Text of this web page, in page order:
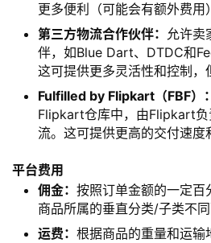
营
跨
更多便利（可能会有额外费用
第三方物流合作伙伴： 允许卖
伴，如Blue Dart、DTDC和
这可提供更多灵活性和控制，
Fulfilled by Flipkart（FBF）：
Flipkart仓库中，由Flipkart负
流。这可提供更高的交付速度
平台费用
佣金： 按照订单金额的一定百
商品所属的垂直分类/子类不同
运费： 根据商品的重量和运输